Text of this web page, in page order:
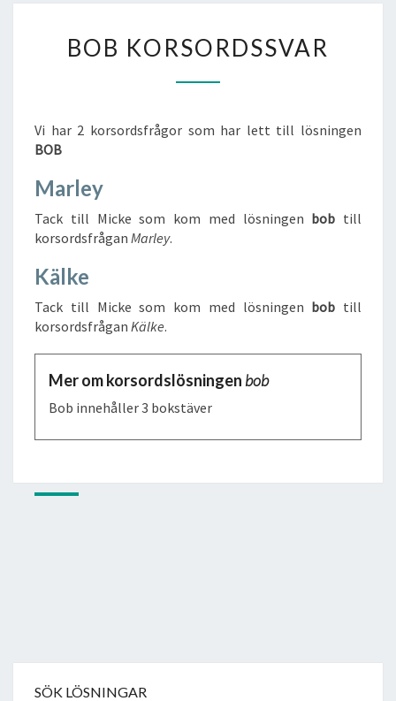
KORSORDSSVAR
BOB KORSORDSSVAR
Vi har 2 korsordsfrågor som har lett till lösningen
BOB
Marley
Tack till Micke som kom med lösningen bob till
korsordsfrågan Marley.
Kälke
Tack till Micke som kom med lösningen bob till
korsordsfrågan Kälke.
Mer om korsordslösningen bob
Bob innehåller 3 bokstäver
SÖK LÖSNINGAR